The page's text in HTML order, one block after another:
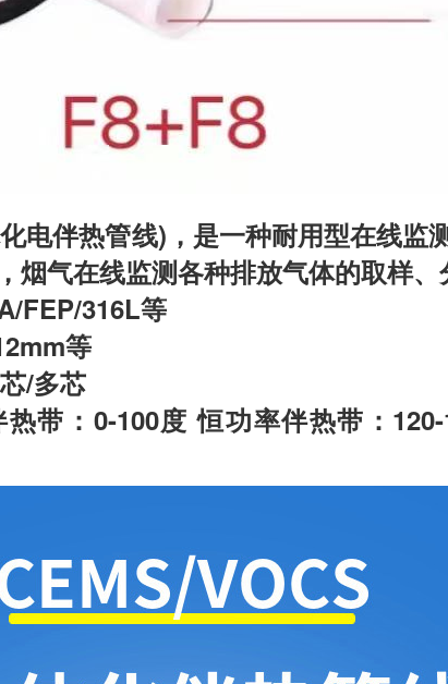
电伴热管线)，是一种耐用型在线监
烟气在线监测各种排放气体的取样、
FEP/316L等
等
/多芯
带：0-100度 恒功率伴热带：